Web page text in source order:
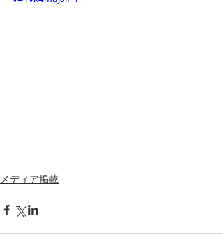
メディア掲載